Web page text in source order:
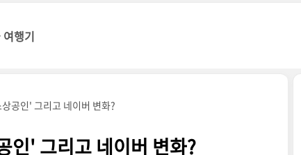
여행기
공인' 그리고 네이버 변화?
인' 그리고 네이버 변화?